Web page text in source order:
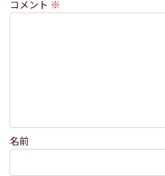
コメント ※
名前